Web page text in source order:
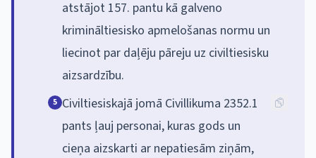
atstājot 157. pantu kā galveno
krimināltiesisko apmelošanas normu un
liecinot par daļēju pāreju uz civiltiesisku
aizsardzību.
5 Civiltiesiskajā jomā Civillikuma 2352.1
pants ļauj personai, kuras gods un
cieņa aizskarti ar nepatiesām ziņām,